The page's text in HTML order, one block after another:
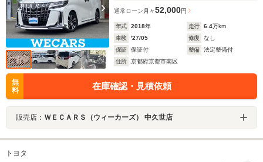
通常ローン 月々52,000円
年式 2018年 走行 6.4万km
車検
'27/05 修復
なし
保証
保証付 整備
法定整備付
住所
京都府京都市南区
無
料
在庫確認・見積依頼
販売店： ＷＥＣＡＲＳ（ウィーカーズ） 中久世店
トヨタ